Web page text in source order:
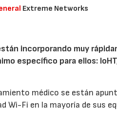
Extreme Networks
incorporando muy
específico para ellos:
médico se están
Wi-Fi en la mayoría de sus